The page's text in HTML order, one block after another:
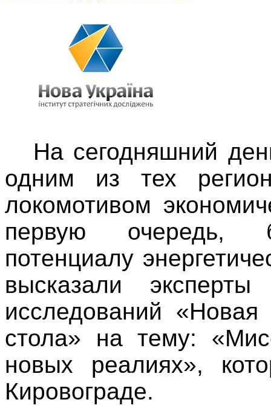
На сегодняшний
одним из тех
локомотивом
первую очередь,
потенциалу
высказали эксперты
исследований «Новая
стола» на тему:
новых реалиях»,
Кировограде.